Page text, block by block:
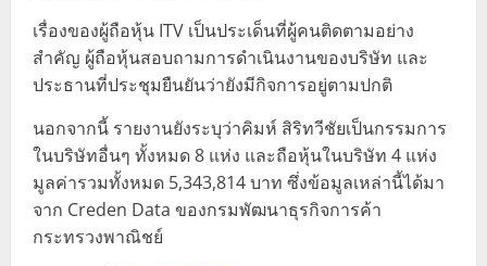
เรื่องของผู้ถือหุ้น ITV เป็นประเด็นที่ผู้คนติดตามอย่าง
สำคัญ ผู้ถือหุ้นสอบถามการดำเนินงานของบริษัท และ
ประธานที่ประชุมยืนยันว่ายังมีกิจการอยู่ตามปกติ
นอกจากนี้ รายงานยังระบุว่าคิมห์ สิริทวีชัยเป็นกรรมการ
ในบริษัทอื่นๆ ทั้งหมด 8 แห่ง และถือหุ้นในบริษัท 4 แห่ง
มูลค่ารวมทั้งหมด 5,343,814 บาท ซึ่งข้อมูลเหล่านี้ได้มา
จาก Creden Data ของกรมพัฒนาธุรกิจการค้า
กระทรวงพาณิชย์